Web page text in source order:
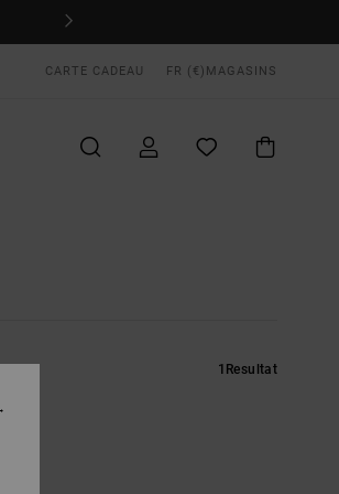
CARTE CADEAU FR (€) MAGASINS
1 Resultat